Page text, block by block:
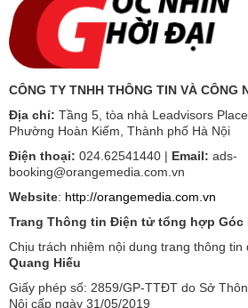
CÔNG TY TNHH THÔNG TIN VÀ CÔNG
Địa chỉ: Tầng 5, tòa nhà Leadvisors
Phường Hoàn Kiếm, Thành phố Hà Nội
Điện thoại: 024.62541440 | Email: ads-
booking@orangemedia.com.vn
Website: http://orangemedia.com.vn
Trang Thông tin Điện tử tổng hợp Góc
Chịu trách nhiệm nội dung trang thông tin
Quang Hiếu
Giấy phép số: 2859/GP-TTĐT do Sở
Nội cấp ngày 31/05/2019